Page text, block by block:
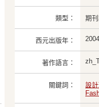
類型： 期
西元出版年： 2004
著作語言：
關鍵詞： 設